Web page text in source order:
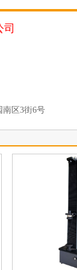
南区3街6号